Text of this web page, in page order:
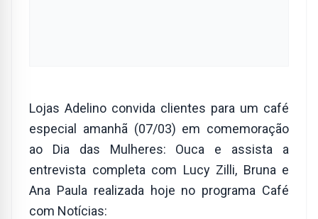
Lojas Adelino convida clientes para um café
especial amanhã (07/03) em comemoração
ao Dia das Mulheres: Ouca e assista a
entrevista completa com Lucy Zilli, Bruna e
Ana Paula realizada hoje no programa Café
com Notícias: